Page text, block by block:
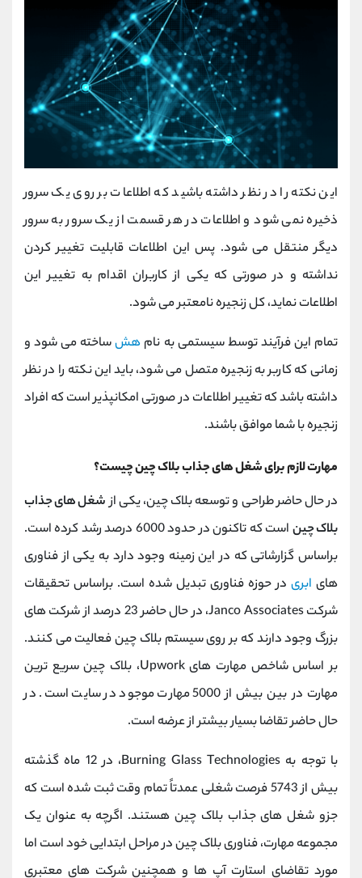
این نکته را در نظر داشته باشید که اطلاعات بر روی یک سرور
ذخیره نمی شود و اطلاعات در هر قسمت از یک سرور به سرور
دیگر منتقل می شود. پس این اطلاعات قابلیت تغییر کردن
نداشته و در صورتی که یکی از کاربران اقدام به تغییر این
اطلاعات نماید، کل زنجیره نامعتبر می شود.
تمام این فرآیند توسط سیستمی به نام هشساخته می شود و
زمانی که کاربر به زنجیره متصل می شود، باید این نکته را در نظر
داشته باشد که تغییر اطلاعات در صورتی امکانپذیر است که افراد
زنجیره با شما موافق باشند.
مهارت لازم برای شغل های جذاب بلاک چین چیست؟
در حال حاضر طراحی و توسعه بلاک چین، یکی ازشغل های جذاب
بلاک چین
است که تاکنون در حدود 6000 درصد رشد کرده است.
براساس گزارشاتی که در این زمینه وجود دارد به یکی از فناوری
های ابری در حوزه فناوری تبدیل شده است. براساس تحقیقات
شرکت Janco Associates، در حال حاضر 23 درصد از شرکت های
بزرگ وجود دارند که بر روی سیستم بلاک چین فعالیت می کنند.
بر اساس شاخص مهارت های Upwork، بلاک چین سریع ترین
مهارت در بین بیش از 5000 مهارت موجود در سایت است. در
حال حاضر تقاضا بسیار بیشتر از عرضه است.
با توجه به Burning Glass Technologies، در 12 ماه گذشته
بیش از 5743 فرصت شغلی عمدتاً تمام وقت ثبت شده است که
جزو شغل های جذاب بلاک چین هستند. اگرچه به عنوان یک
مجموعه مهارت، فناوری بلاک چین در مراحل ابتدایی خود است اما
مورد تقاضای استارت آپ ها و همچنین شرکت های معتبری